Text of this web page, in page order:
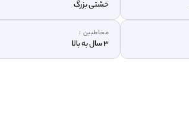
خشتی بزرگ
مخاطبین :
3 سال به بالا